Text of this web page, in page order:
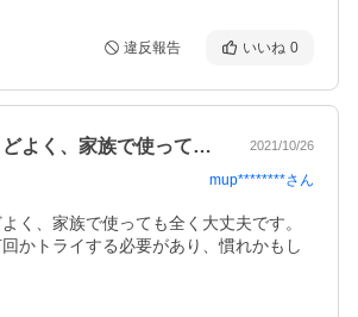
違反報告 いいね 0
大きさもちょうどよく、家族で使っても全… 2021/10/26
mup********さん
く、家族で使っても全く大丈夫です。
かトライする必要があり、慣れかもし